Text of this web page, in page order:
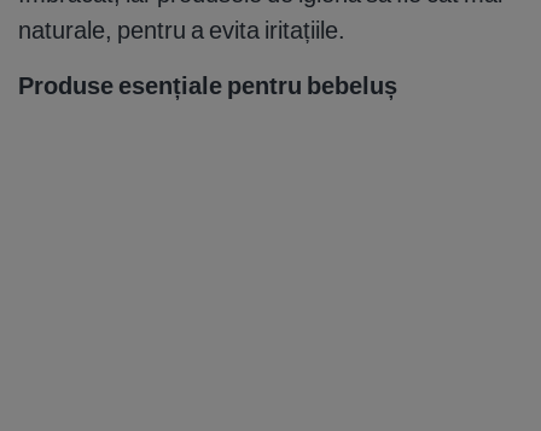
naturale, pentru a evita iritațiile.
Produse esențiale pentru bebeluș